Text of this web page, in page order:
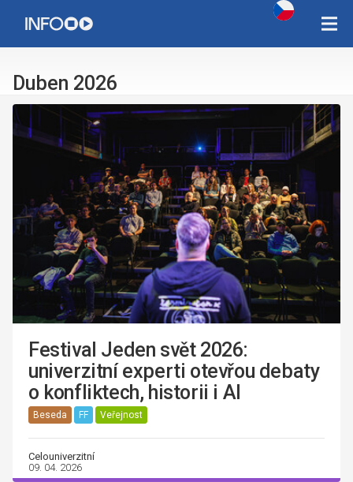
Duben 2026
Festival Jeden svět 2026:
univerzitní experti otevřou debaty
o konfliktech, historii i AI
Beseda FF Veřejnost
Celouniverzitní
09. 04. 2026
Copyright Západočeská univerzita v Plzni 2015 - 2026,